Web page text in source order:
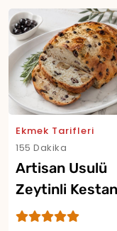
Ekmek Tarifleri
155 Dakika
Artisan Usulü
Zeytinli
Ekmek Tarifi